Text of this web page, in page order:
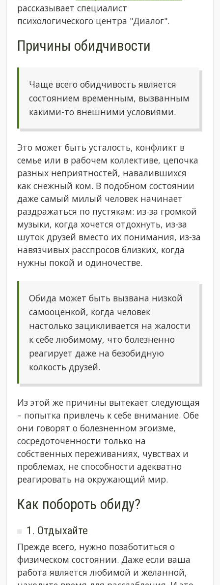
рассказывает специалист
психологического центра "Диалог".
Причины обидчивости
Чаще всего обидчивость является
состоянием временным, вызванным
какими-то внешними условиями.
Это может быть усталость, конфликт в
семье или в рабочем коллективе, цепочка
разных неприятностей, навалившихся
как снежный ком. В подобном состоянии
даже самый милый человек начинает
раздражаться по пустякам: из-за громкой
музыки, когда хочется отдохнуть, из-за
шуток друзей вместо их понимания, из-за
навязчивых расспросов близких, когда
нужны покой и одиночестве.
Обида может быть вызвана низкой
самооценкой, когда человек
настолько зацикливается на жалости
к себе любимому, что болезненно
реагирует даже на безобидную
колкость друзей.
Из этой же причины вытекает следующая
– попытка привлечь к себе внимание. Обе
они говорят о болезненном эгоизме,
сосредоточенности только на
собственных переживаниях, чувствах и
проблемах, не способности адекватно
реагировать на окружающий мир.
Как побороть обиду?
1. Отдыхайте
Прежде всего, нужно позаботиться о
физическом состоянии. Даже если ваша
работа является любимой и желанной,